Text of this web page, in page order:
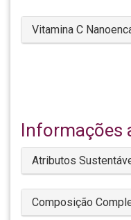
Vitamina C
Informações
Atributos
Composição